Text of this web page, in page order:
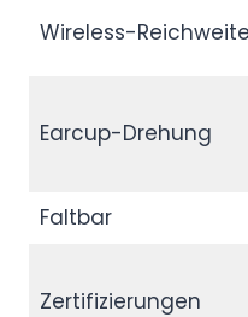
Wireless-Reichweite
Earcup-Drehung
Faltbar
Zertifizierungen